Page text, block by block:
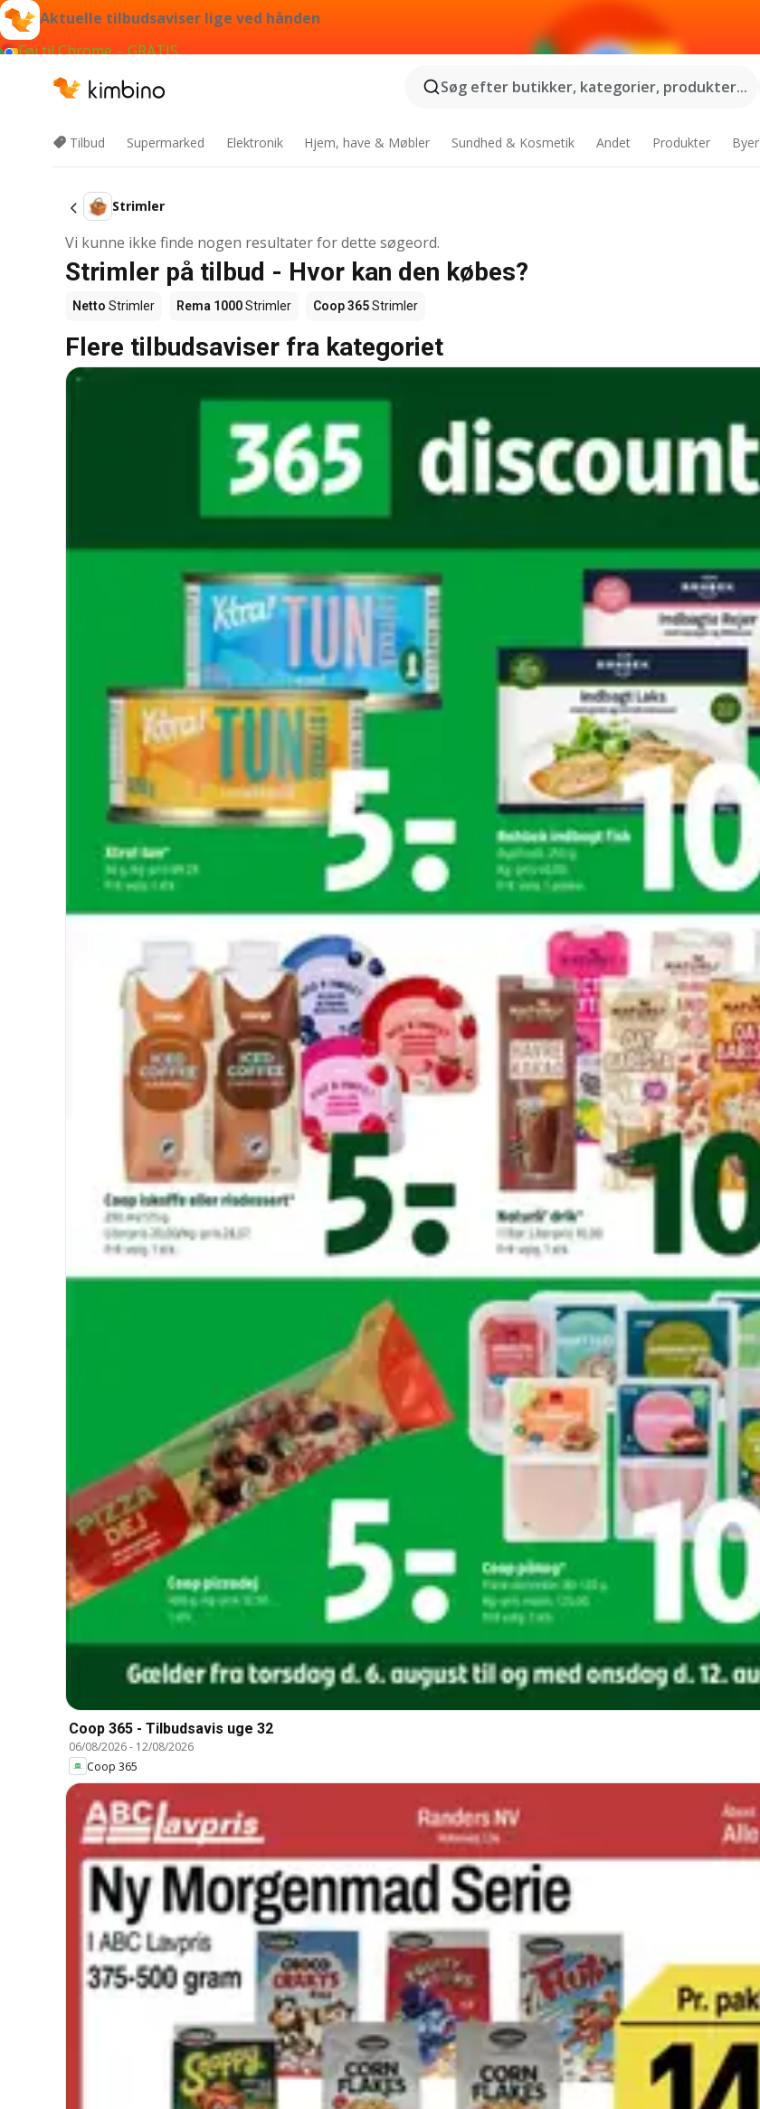
Aktuelle tilbudsaviser lige ved hånden
Føj til Chrome – GRATIS
Søg efter butikker, kategorier, produkter...
Tilbud Supermarked Elektronik Hjem, have & Møbler Sundhed & Kosmetik Andet Produkter Byer
Strimler
Vi kunne ikke finde nogen resultater for dette søgeord.
Strimler på tilbud - Hvor kan den købes?
Netto Strimler Rema 1000Strimler Coop 365Strimler
Flere tilbudsaviser fra kategoriet
Coop 365 - Tilbudsavis uge 32
06/08/2026- 12/08/2026
Coop 365